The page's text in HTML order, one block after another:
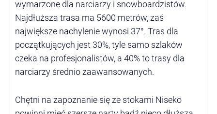
wymarzone dla narciarzy i snowboardzistów.
Najdłuższa trasa ma 5600 metrów, zaś
największe nachylenie wynosi 37°. Tras dla
początkujących jest 30%, tyle samo szlaków
czeka na profesjonalistów, a 40% to trasy dla
narciarzy średnio zaawansowanych.
Chętni na zapoznanie się ze stokami Niseko